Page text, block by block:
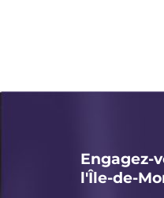
Engagez-
l'Île-de-